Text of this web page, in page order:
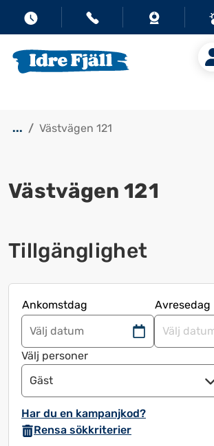
... Västvägen 121
Västvägen 121
Tillgänglighet
Ankomstdag
Avresedag
Navigera
framåt
för
att
kalendern
och
Navigera
Välj personer
Gäst
Har du en kampanjkod?
Rensa sökkriterier